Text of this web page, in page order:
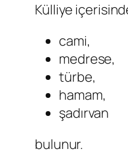
Külliye
cami,
medrese,
türbe,
hamam,
şadırvan
bulunur.